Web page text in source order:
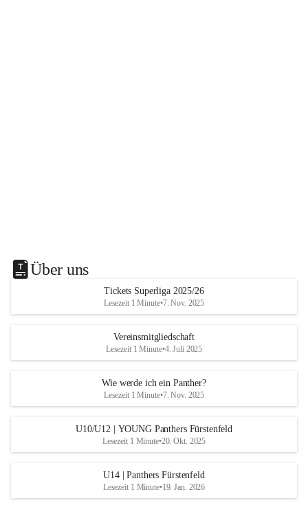
Über uns
Tickets Superliga 2025/26
Lesezeit 1 Minute•7. Nov. 2025
Vereinsmitgliedschaft
Lesezeit 1 Minute•4. Juli 2025
Wie werde ich ein Panther?
Lesezeit 1 Minute•7. Nov. 2025
U10/U12 | YOUNG Panthers Fürstenfeld
Lesezeit 1 Minute•20. Okt. 2025
U14 | Panthers Fürstenfeld
Lesezeit 1 Minute•19. Jan. 2026